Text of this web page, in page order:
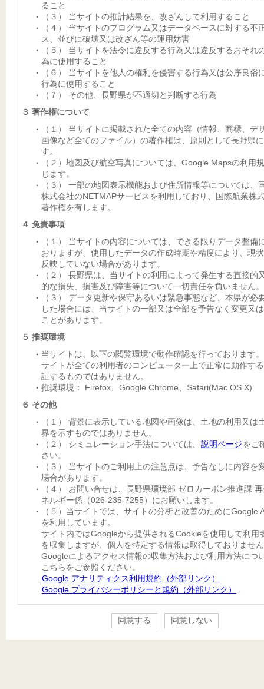
ること
（３） 当サイトの推計結果を、改ざんして利用すること
（４） 当サイトのプログラム又はデータベースに対する不
ス、並びに破壊又は改ざん等の運用妨害
（５） 当サイトを法令に違反する行為又は違反するおそれ
為に使用すること
（６） 当サイトを他人の権利を侵害する行為又は公序良俗
行為に使用すること
（７） その他、長野県が不適切と判断する行為
３ 著作権について
（１） 当サイトに掲載された全ての内容（情報、商標、デ
画像など全てのファイル）の著作権は、原則として長野県
す。
（２）地図及び航空写真については、Google Mapsの利用
じます。
（３） 一部の地図表示機能および住所情報等については、
株式会社のNETMAPサービスを利用しており、国際航業株
著作権を有します。
４ 免責事項
（１） 当サイトの内容については、できる限りデータ整備
おりますが、使用したデータの作成時期や精度により、現
反映していない場合があります。
（２） 長野県は、当サイトの利用によって発生する直接的
的な損失、損害及び障害等について一切責任を負いません。
（３） データ更新や保守あるいは緊急事態など、本県が必
した場合には、当サイトの一部又は全部を予告なく変更又
ことがあります。
５ 推奨環境
当サイトは、以下の閲覧環境で動作確認を行っております
サイトが全ての利用者のコンピューター上で正常に動作す
証するものではありません。
推奨環境： Firefox、Google Chrome、Safari(Mac OS X)
６ その他
（１） 背景に表示している地図や画像は、土地の利用又は
界を示すものではありません。
（２） シミュレーション手法については、 説明ページをご
さい。
（３） 当サイトのご利用上の注意点は、予告なしに内容を
場合があります。
（４） お問い合せは、長野県環境部 ゼロカーボン推進課
ネルギー係（026-235-7255）にお願いします。
（５）当サイトでは、サイトの分析と改善のためにGoogle
を利用しています。
サイト内ではGoogleから提供されるCookieを使用して利用
を収集しますが、個人を特定する情報は取得しておりませ
Googleによるアクセス情報の収集方法および利用方法につ
こちらをご参照ください。
Google アナリティクス利用規約（外部リンク）
Google プライバシーポリシーと規約（外部リンク）
同意する 同意しない